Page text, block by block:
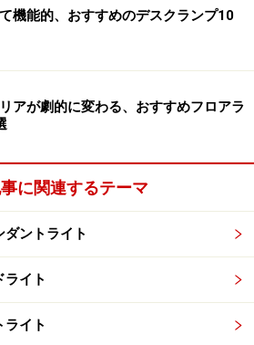
機能的、おすすめのデスクランプ10
アが劇的に変わる、おすすめフロアラ
に関連するテーマ
ントライト
ライト
ライト